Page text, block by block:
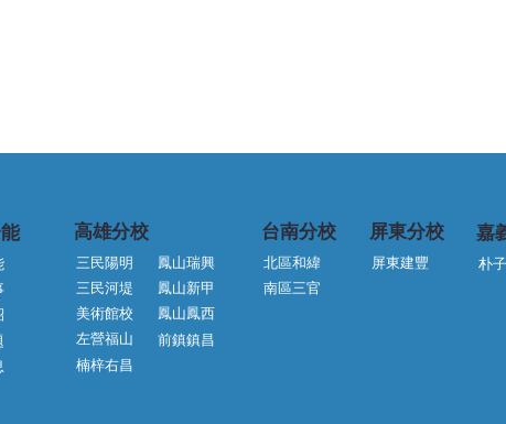
📢【全能外語右昌分校｜暑期
ABC基礎新班 熱烈招生中！】
​高雄分校
三民陽明
三民河堤
左營福山
楠梓右昌
台南分校
鳳山瑞興
鳳山新甲
鳳山鳳西
前鎮鎮昌
北區和緯
南區三官
屏東分校
屏東建豐
嘉
朴